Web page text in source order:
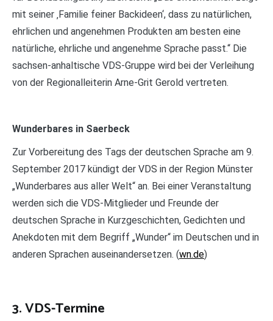
mit seiner ‚Familie feiner Backideen‘, dass zu natürlichen,
ehrlichen und angenehmen Produkten am besten eine
natürliche, ehrliche und angenehme Sprache passt.“ Die
sachsen-anhaltische VDS-Gruppe wird bei der Verleihung
von der Regionalleiterin Arne-Grit Gerold vertreten.
Wunderbares in Saerbeck
Zur Vorbereitung des Tags der deutschen Sprache am 9.
September 2017 kündigt der VDS in der Region Münster
„Wunderbares aus aller Welt“ an. Bei einer Veranstaltung
werden sich die VDS-Mitglieder und Freunde der
deutschen Sprache in Kurzgeschichten, Gedichten und
Anekdoten mit dem Begriff „Wunder“ im Deutschen und in
anderen Sprachen auseinandersetzen. (wn.de)
3. VDS-Termine